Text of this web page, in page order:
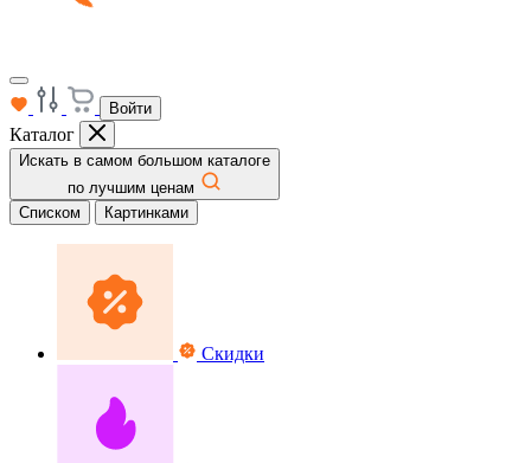
Войти
Каталог
Искать в самом большом каталоге
по лучшим ценам
Списком
Картинками
Скидки